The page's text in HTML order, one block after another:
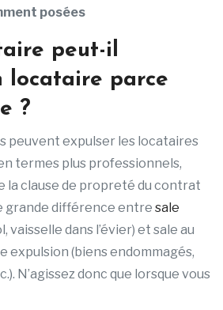
posées
peut-il
locataire parce
?
peuvent expulser les locataires
termes plus professionnels,
la clause de propreté du contrat
grande différence entre sale
vaisselle dans l’évier) et sale au
expulsion (biens endommagés,
N’agissez donc que lorsque vous